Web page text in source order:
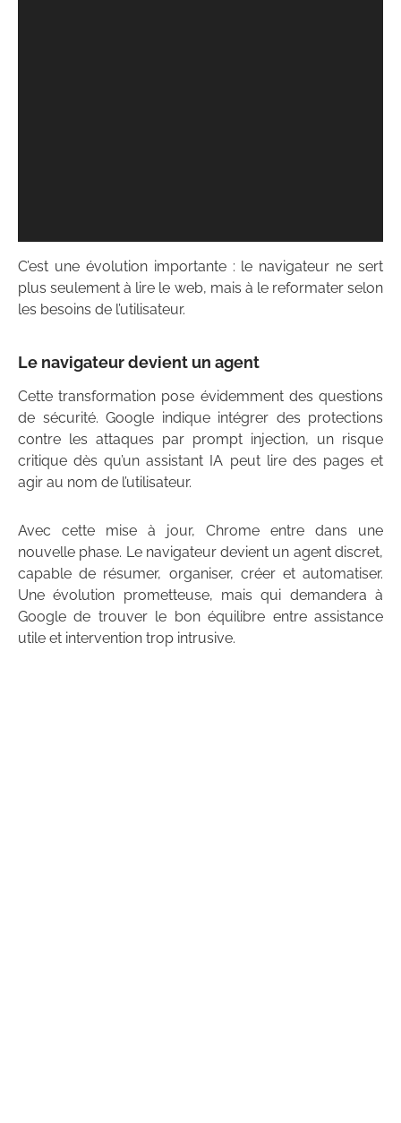
C’est une évolution importante : le navigateur ne sert
plus seulement à lire le web, mais à le reformater selon
les besoins de l’utilisateur.
Le navigateur devient un agent
Cette transformation pose évidemment des questions
de sécurité. Google indique intégrer des protections
contre les attaques par prompt injection, un risque
critique dès qu’un assistant IA peut lire des pages et
agir au nom de l’utilisateur.
Avec cette mise à jour, Chrome entre dans une
nouvelle phase. Le navigateur devient un agent discret,
capable de résumer, organiser, créer et automatiser.
Une évolution prometteuse, mais qui demandera à
Google de trouver le bon équilibre entre assistance
utile et intervention trop intrusive.